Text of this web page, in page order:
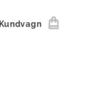
Kundvagn